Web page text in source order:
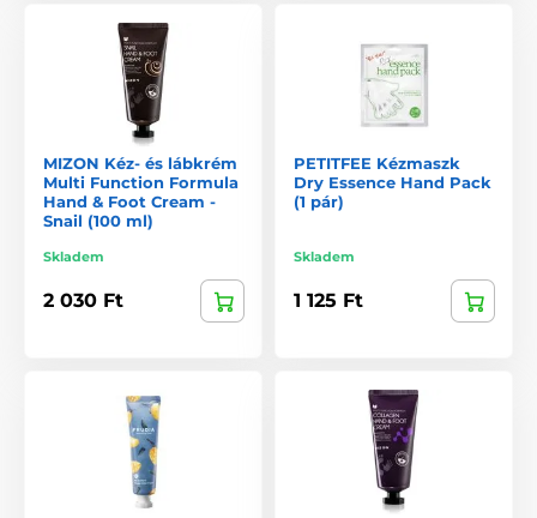
MIZON Kéz- és lábkrém
Multi Function Formula
Hand & Foot Cream -
Snail (100 ml)
Skladem
2 030 Ft
PETITFEE Kézmaszk
Dry Essence Hand Pack
(1 pár)
Skladem
1 125 Ft